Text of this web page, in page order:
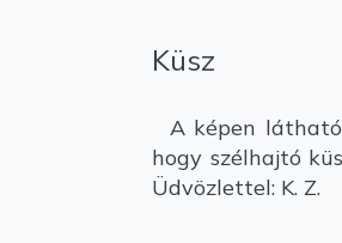
Küsz
A képen látható
hogy szélhajtó
Üdvözlettel: K. Z.